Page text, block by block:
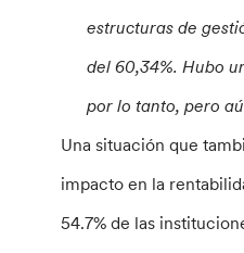
estructuras de
del 60,34%. Hubo
por lo tanto, pero
Una situación que
impacto en la
54.7% de las